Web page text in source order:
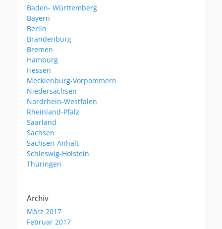
Baden- Württemberg
Bayern
Berlin
Brandenburg
Bremen
Hamburg
Hessen
Mecklenburg-Vorpommern
Niedersachsen
Nordrhein-Westfalen
Rheinland-Pfalz
Saarland
Sachsen
Sachsen-Anhalt
Schleswig-Holstein
Thüringen
Archiv
März 2017
Februar 2017